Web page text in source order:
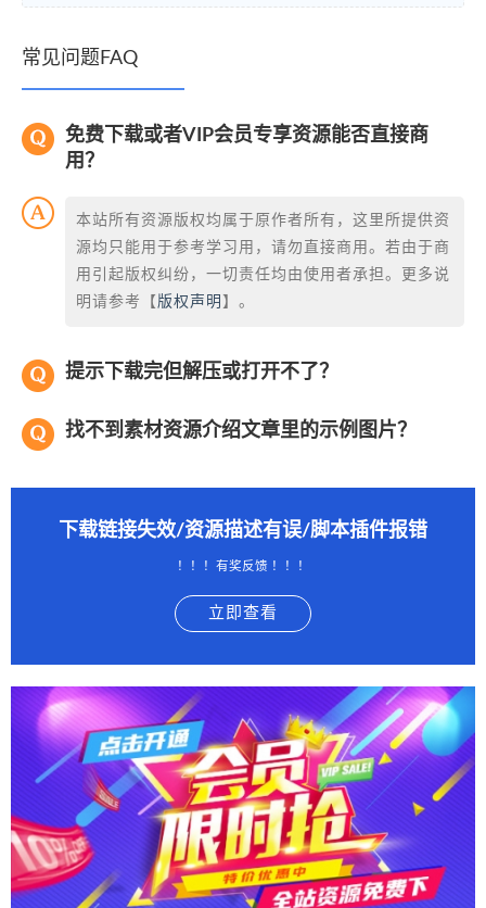
常见问题FAQ
免费下载或者VIP会员专享资源能否直接商
用？
本站所有资源版权均属于原作者所有，这里所提供资
源均只能用于参考学习用，请勿直接商用。若由于商
用引起版权纠纷，一切责任均由使用者承担。更多说
明请参考【 版权声明 】。
提示下载完但解压或打开不了？
找不到素材资源介绍文章里的示例图片？
下载链接失效/资源描述有误/脚本插件报错
！！！有奖反馈 ！！！
立即查看